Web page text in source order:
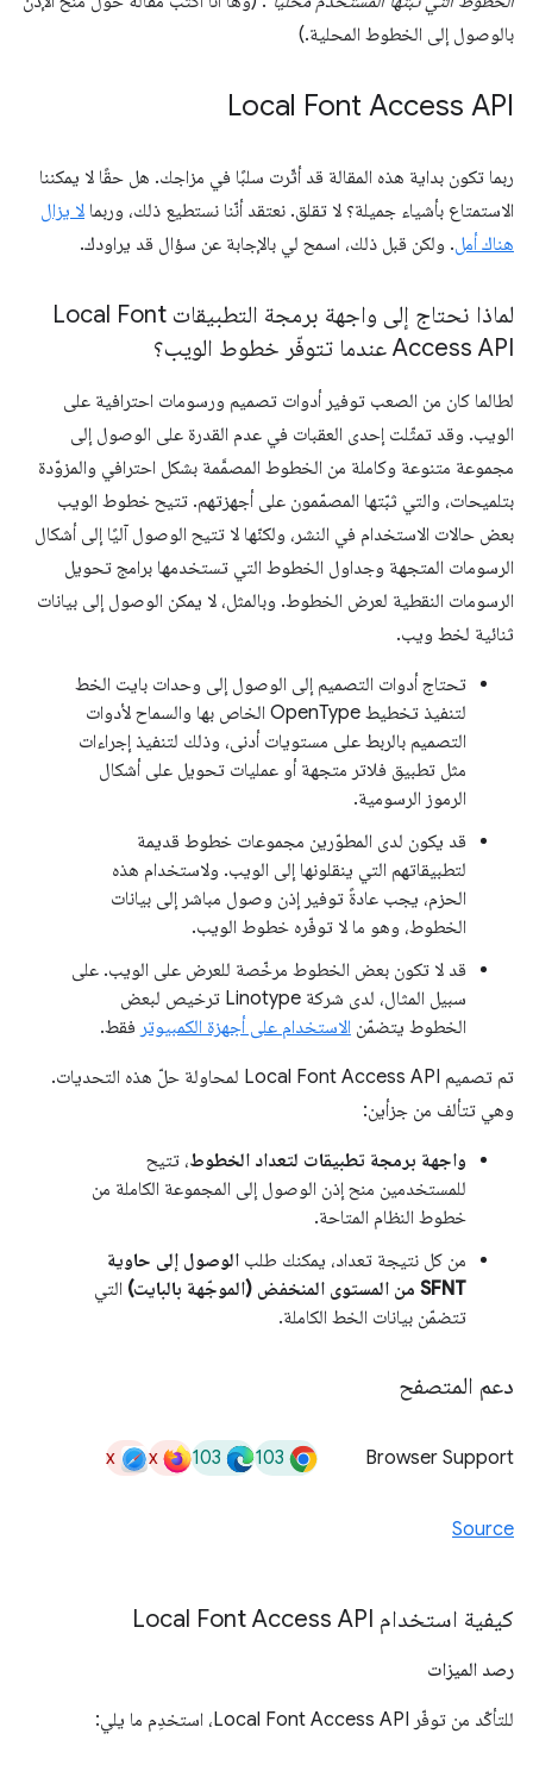
بالوصول إلى الخطوط المحلية.)
‫Local Font Access API
ربما تكون بداية هذه المقالة قد أثّرت سلبًا في مزاجك. هل حقًا لا يمكننا
الاستمتاع بأشياء جميلة؟ لا تقلق. نعتقد أنّنا نستطيع ذلك، وربما لا يزال
هناك أمل. ولكن قبل ذلك، اسمح لي بالإجابة عن سؤال قد يراودك.
لماذا نحتاج إلى واجهة برمجة التطبيقات Local Font
Access API عندما تتوفّر خطوط الويب؟
لطالما كان من الصعب توفير أدوات تصميم ورسومات احترافية على
الويب. وقد تمثّلت إحدى العقبات في عدم القدرة على الوصول إلى
مجموعة متنوعة وكاملة من الخطوط المصمَّمة بشكل احترافي والمزوّدة
بتلميحات، والتي ثبّتها المصمّمون على أجهزتهم. تتيح خطوط الويب
بعض حالات الاستخدام في النشر، ولكنّها لا تتيح الوصول آليًا إلى أشكال
الرسومات المتجهة وجداول الخطوط التي تستخدمها برامج تحويل
الرسومات النقطية لعرض الخطوط. وبالمثل، لا يمكن الوصول إلى بيانات
ثنائية لخط ويب.
تحتاج أدوات التصميم إلى الوصول إلى وحدات بايت الخط
لتنفيذ تخطيط OpenType الخاص بها والسماح لأدوات
التصميم بالربط على مستويات أدنى، وذلك لتنفيذ إجراءات
مثل تطبيق فلاتر متجهة أو عمليات تحويل على أشكال
الرموز الرسومية.
قد يكون لدى المطوّرين مجموعات خطوط قديمة
لتطبيقاتهم التي ينقلونها إلى الويب. ولاستخدام هذه
الحزم، يجب عادةً توفير إذن وصول مباشر إلى بيانات
الخطوط، وهو ما لا توفّره خطوط الويب.
قد لا تكون بعض الخطوط مرخّصة للعرض على الويب. على
سبيل المثال، لدى شركة Linotype ترخيص لبعض
الخطوط يتضمّن الاستخدام على أجهزة الكمبيوتر فقط.
تم تصميم Local Font Access API لمحاولة حلّ هذه التحديات.
وهي تتألف من جزأين:
واجهة برمجة تطبيقات لتعداد الخطوط، تتيح
للمستخدمين منح إذن الوصول إلى المجموعة الكاملة من
خطوط النظام المتاحة.
من كل نتيجة تعداد، يمكنك طلب الوصول إلى حاوية
SFNT من المستوى المنخفض (الموجّهة بالبايت)
التي
تتضمّن بيانات الخط الكاملة.
دعم المتصفح
Browser Support
103
103
x
x
Source
كيفية استخدام Local Font Access API
رصد الميزات
للتأكّد من توفّر Local Font Access API، استخدِم ما يلي: